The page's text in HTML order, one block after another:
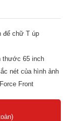
đế chữ T úp
thước 65 inch
nét của hình ảnh
Front
các vùng sáng